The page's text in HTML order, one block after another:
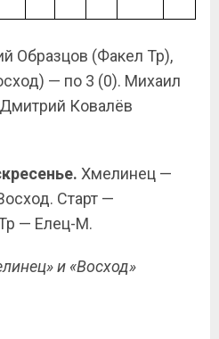
Образцов (Факел Тр),
— по 3 (0). Михаил
Ковалёв
Хмелинец —
Старт —
— Елец-М.
и «Восход»